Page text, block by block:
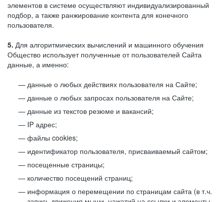
элементов в системе осуществляют индивидуализированный
подбор, а также ранжирование контента для конечного
пользователя.
5. Для алгоритмических вычислений и машинного обучения
Общество использует полученные от пользователей Сайта
данные, а именно:
данные о любых действиях пользователя на Сайте;
данные о любых запросах пользователя на Сайте;
данные из текстов резюме и вакансий;
IP адрес;
файлы cookies;
идентификатор пользователя, присваиваемый сайтом;
посещенные страницы;
количество посещений страниц;
информация о перемещении по страницам сайта (в т.ч.